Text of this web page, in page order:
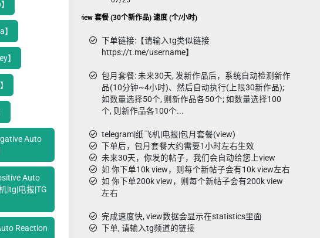
】
Auto
Auto
|tg|电报|TG
Reaction
纸飞机|tg|电报|TG 包月view 套餐 (30个新作品) 速度 (个/小时)
下单链接:【请输入tg类似链接
https://t.me/username】
包月套餐: 未来30天, 发新作品后，系统自动检测新作
品(10分钟~4小时)、然后自动执行(上限30新作品);
如数量选择50个, 则新作品各50个; 如数量选择100
个, 则新作品各100个...
telegram|纸飞机|电报|包月套餐(view)
下单后，包月套餐大约需要1小时左右生效
未来30天，你发的帖子，我们会自动给您上view
如 你下单10k view，则每个新帖子会有10k view左右
如 你下单200k view，则每个新帖子会有200k view
左右
完成速度快, view数据会显示在statistics里面
下单, 请输入tg频道的链接